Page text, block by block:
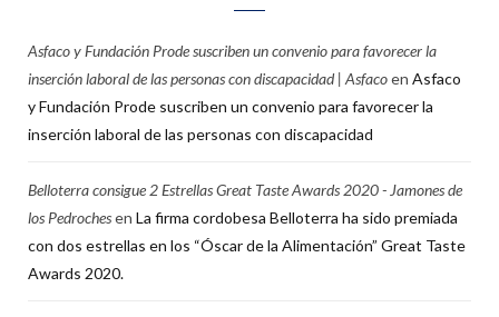
Asfaco y Fundación Prode suscriben un convenio para favorecer la
inserción laboral de las personas con discapacidad | Asfacoen Asfaco
y Fundación Prode suscriben un convenio para favorecer la
inserción laboral de las personas con discapacidad
Belloterra consigue 2 Estrellas Great Taste Awards 2020 - Jamones de
los Pedrochesen La firma cordobesa Belloterra ha sido premiada
con dos estrellas en los “Óscar de la Alimentación” Great Taste
Awards 2020.